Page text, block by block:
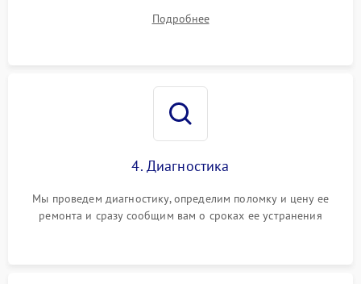
Подробнее
4. Диагностика
Мы проведем диагностику, определим поломку и цену ее
ремонта и сразу сообщим вам о сроках ее устранения